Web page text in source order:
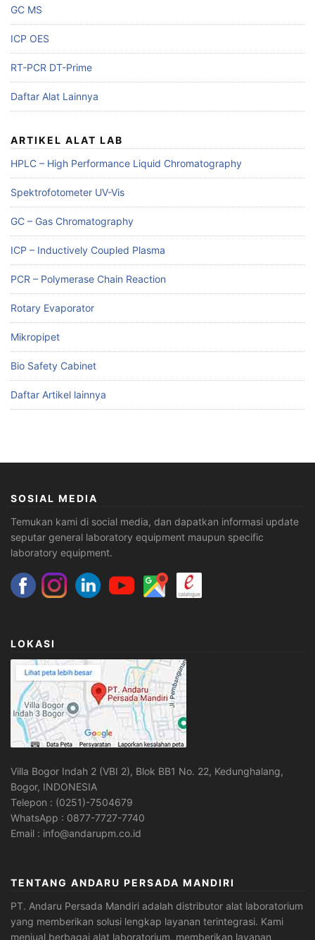
GC MS
ICP OES
RT-PCR DT-Prime
Daftar Alat Lainnya
ARTIKEL ALAT LAB
HPLC – High Performance Liquid Chromatography
Spektrofotometer UV-Vis
GC – Gas Chromatography
ICP – Inductively Coupled Plasma
PCR – Polymerase Chain Reaction
Rotary Evaporator
Mikropipet
Bio Safety Cabinet
Daftar Artikel lainnya
SOSIAL MEDIA
Temukan kami di social media, dan dapatkan informasi update
seputar general laboratory equipment maupun specific
laboratory equipment.
LOKASI
Villa Bogor Indah 2 (VBI 2), Blok BB1 No. 22, Kedunghalang,
Bogor, INDONESIA
Telepon : (0251)-7504679
WhatsApp : 0877-7727-7740
Email : info@andarupm.co.id
TENTANG ANDARU PERSADA MANDIRI
PT. Andaru Persada Mandiri adalah distributor alat laboratorium
yang memberikan solusi lengkap layanan terintegrasi. Kami
menjual berbagai alat laboratorium, memberikan layanan